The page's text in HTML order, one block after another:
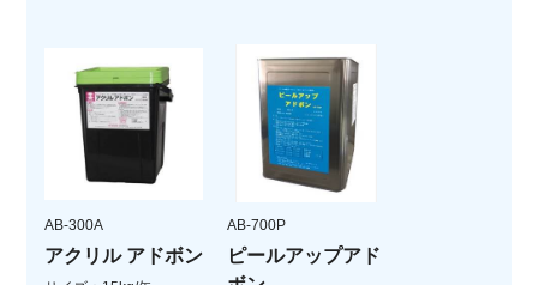
AB-300A
アクリル アドボン
AB-700P
ピールアップアド